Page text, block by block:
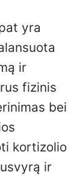
yra
ir
fizinis
bei
kortizolio
ir